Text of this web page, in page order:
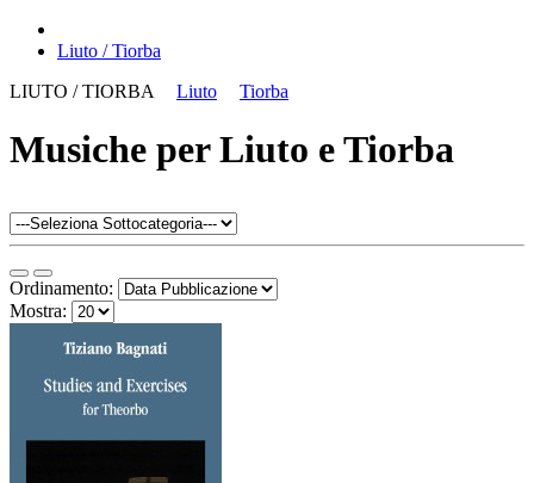
Liuto / Tiorba
LIUTO / TIORBA
Liuto Tiorba
Musiche per Liuto e Tiorba
Ordinamento:
Mostra: